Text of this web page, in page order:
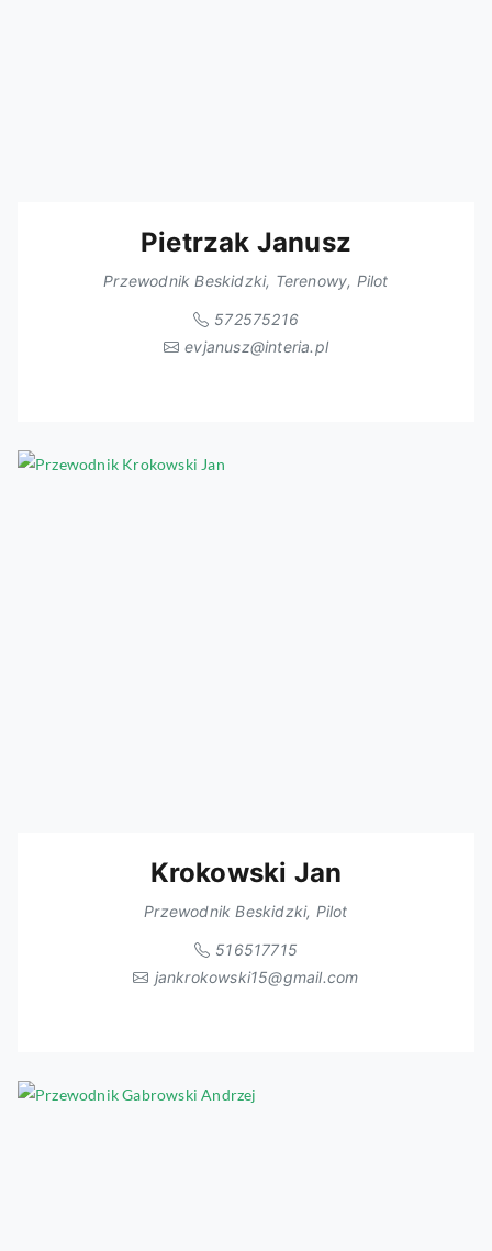
Pietrzak Janusz
Przewodnik Beskidzki, Terenowy, Pilot
572575216
evjanusz@interia.pl
Krokowski Jan
Przewodnik Beskidzki, Pilot
516517715
jankrokowski15@gmail.com